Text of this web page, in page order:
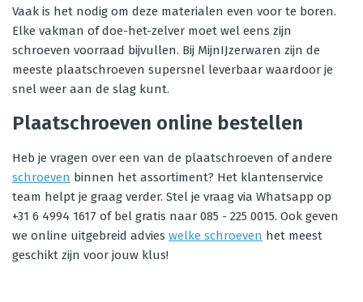
Vaak is het nodig om deze materialen even voor te boren.
Elke vakman of doe-het-zelver moet wel eens zijn
schroeven voorraad bijvullen. Bij MijnIJzerwaren zijn de
meeste plaatschroeven supersnel leverbaar waardoor je
snel weer aan de slag kunt.
Plaatschroeven online bestellen
Heb je vragen over een van de plaatschroeven of andere
schroeven binnen het assortiment? Het klantenservice
team helpt je graag verder. Stel je vraag via Whatsapp op
+31 6 4994 1617 of bel gratis naar 085 - 225 0015. Ook geven
we online uitgebreid advies welke schroeven het meest
geschikt zijn voor jouw klus!